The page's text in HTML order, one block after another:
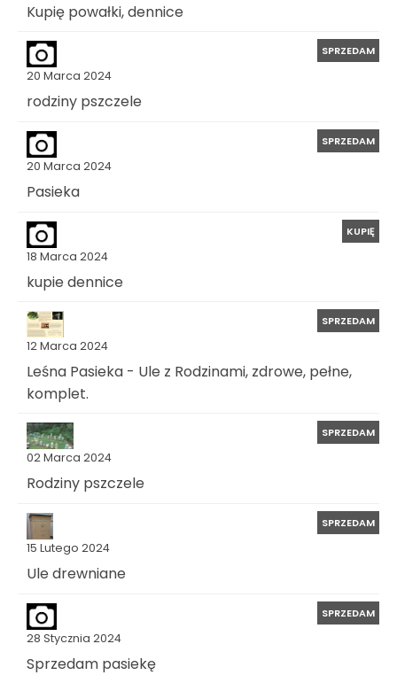
Kupię powałki, dennice
20 Marca 2024
SPRZEDAM
rodziny pszczele
20 Marca 2024
SPRZEDAM
Pasieka
18 Marca 2024
KUPIĘ
kupie dennice
12 Marca 2024
SPRZEDAM
Leśna Pasieka - Ule z Rodzinami, zdrowe, pełne,
komplet.
02 Marca 2024
SPRZEDAM
Rodziny pszczele
15 Lutego 2024
SPRZEDAM
Ule drewniane
28 Stycznia 2024
SPRZEDAM
Sprzedam pasiekę